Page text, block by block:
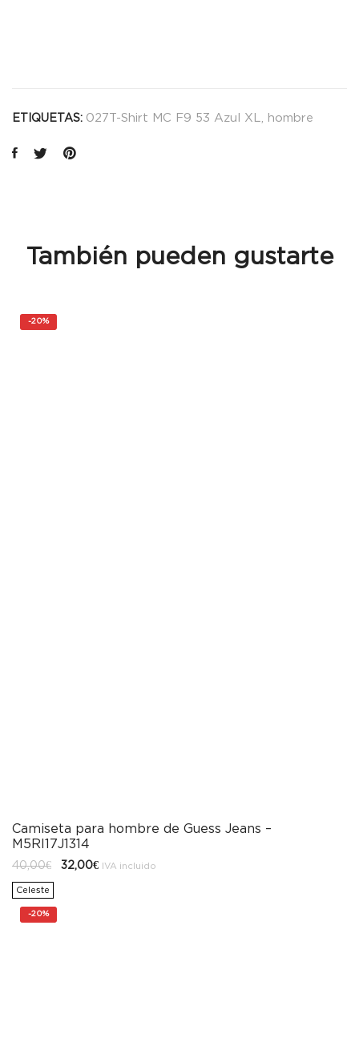
ETIQUETAS: 027T-Shirt MC F9 53 Azul XL hombre
También pueden gustarte
-20%
Camiseta para hombre de Guess Jeans –
M5RI17J1314
40,00€
El
precio
40,00€.
32,00€ElIVA incluido
Celeste
-20%